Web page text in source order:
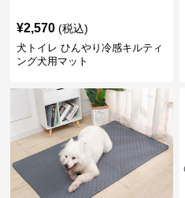
¥2,570 (税込)
犬トイレ ひんやり冷感キルティ
ング犬用マット